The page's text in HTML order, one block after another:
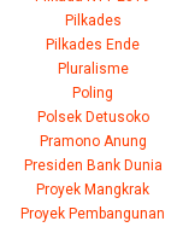
Pilkades
Pilkades Ende
Pluralisme
Poling
Polsek Detusoko
Pramono Anung
Presiden Bank Dunia
Proyek Mangkrak
Proyek Pembangunan